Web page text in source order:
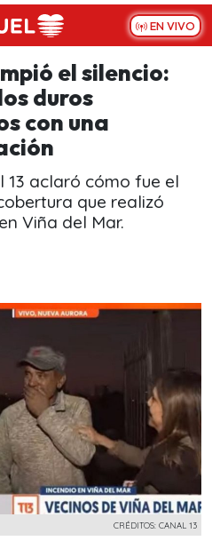
EN VIVO
el silencio:
duros
con una
13 aclaró cómo fue el
que realizó
Viña del Mar.
CRÉDITOS: CANAL 13